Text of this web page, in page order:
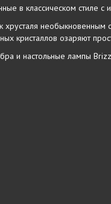
в классическом стиле с
хрусталя
кристаллов озаряют
и настольные лампы